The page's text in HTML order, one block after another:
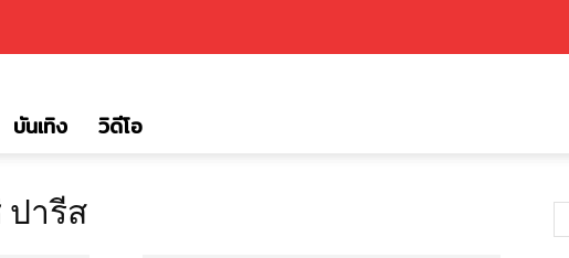
บันเทิง วิดีโอ
ปารีส